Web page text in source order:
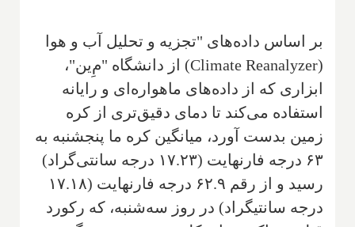
بر اساس داده‌های "تجزیه و تحلیل آب و هوا
(
Climate Reanalyzer) از دانشگاه "مِ‌ین"،
ابزاری که از داده‌های ماهواره‌ای و رایانه
استفاده می‌کند تا دمای دقیق‌تری از کره
زمین بدست آورد، میانگین کره ما پنجشنبه به
۶۳ درجه فارنهایت (۱۷.۲۳ درجه سانتی‌گراد)
رسید و از رقم ۶۲.۹ درجه فارنهایت (۱۷.۱۸
درجه سانتیگراد) در روز سه‌شنبه، که رکورد